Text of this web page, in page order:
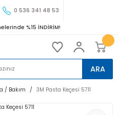
0 536 341 48 53
%15 İNDİRİM!
ARA
/ Bakım 3M Pasta Keçesi 5711